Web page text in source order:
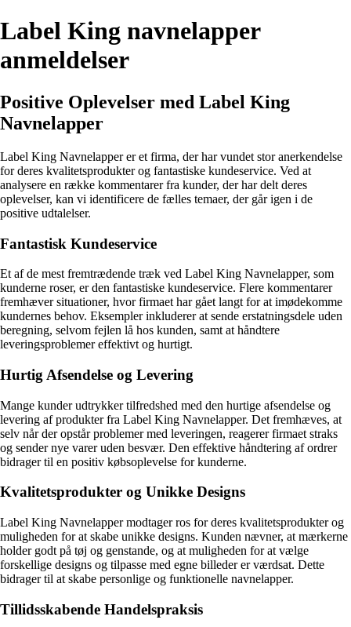
Label King navnelapper
anmeldelser
Positive Oplevelser med Label King
Navnelapper
Label King Navnelapper er et firma, der har vundet stor anerkendelse
for deres kvalitetsprodukter og fantastiske kundeservice. Ved at
analysere en række kommentarer fra kunder, der har delt deres
oplevelser, kan vi identificere de fælles temaer, der går igen i de
positive udtalelser.
Fantastisk Kundeservice
Et af de mest fremtrædende træk ved Label King Navnelapper, som
kunderne roser, er den fantastiske kundeservice. Flere kommentarer
fremhæver situationer, hvor firmaet har gået langt for at imødekomme
kundernes behov. Eksempler inkluderer at sende erstatningsdele uden
beregning, selvom fejlen lå hos kunden, samt at håndtere
leveringsproblemer effektivt og hurtigt.
Hurtig Afsendelse og Levering
Mange kunder udtrykker tilfredshed med den hurtige afsendelse og
levering af produkter fra Label King Navnelapper. Det fremhæves, at
selv når der opstår problemer med leveringen, reagerer firmaet straks
og sender nye varer uden besvær. Den effektive håndtering af ordrer
bidrager til en positiv købsoplevelse for kunderne.
Kvalitetsprodukter og Unikke Designs
Label King Navnelapper modtager ros for deres kvalitetsprodukter og
muligheden for at skabe unikke designs. Kunden nævner, at mærkerne
holder godt på tøj og genstande, og at muligheden for at vælge
forskellige designs og tilpasse med egne billeder er værdsat. Dette
bidrager til at skabe personlige og funktionelle navnelapper.
Tillidsskabende Handelspraksis